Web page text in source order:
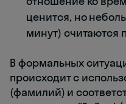
ценится, но
минут)
В формальных
происходит с
(фамилий) и